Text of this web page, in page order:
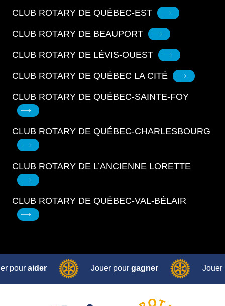
CLUB ROTARY DE QUÉBEC-EST
CLUB ROTARY DE BEAUPORT
CLUB ROTARY DE LÉVIS-OUEST
CLUB ROTARY DE QUÉBEC LA CITÉ
CLUB ROTARY DE QUÉBEC-SAINTE-FOY
CLUB ROTARY DE QUÉBEC-CHARLESBOURG
CLUB ROTARY DE L’ANCIENNE LORETTE
CLUB ROTARY DE QUÉBEC-VAL-BÉLAIR
pour aider Jouer pour gagner Jouer